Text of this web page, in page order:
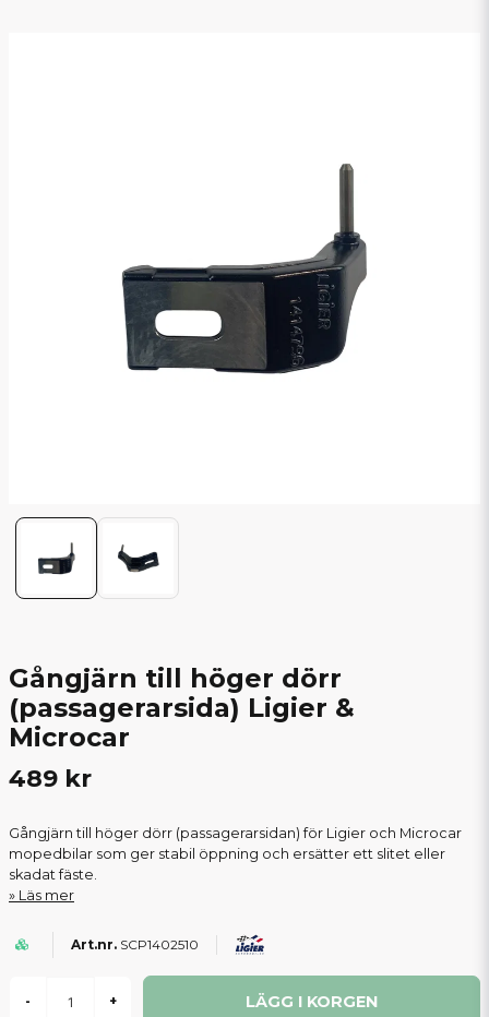
Gångjärn till höger dörr
(passagerarsida) Ligier &
Microcar
489 kr
Gångjärn till höger dörr (passagerarsidan) för Ligier och Microcar
mopedbilar som ger stabil öppning och ersätter ett slitet eller
skadat fäste.
Läs mer
SCP1402510
- + LÄGG I KORGEN